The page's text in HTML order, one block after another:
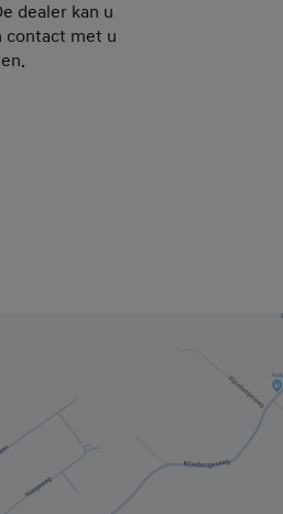
dealer kan u
contact met u